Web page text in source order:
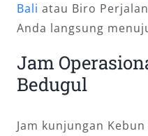
Bali atau Biro
Anda langsung
Jam
Bedugul
Jam kunjungan